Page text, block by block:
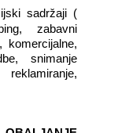
sadržaji (
zabavni
komercijalne,
snimanje